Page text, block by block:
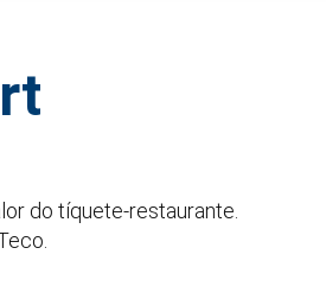
do tíquete-restaurante.